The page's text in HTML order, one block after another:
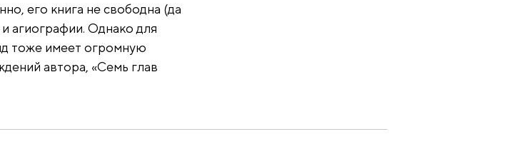
его книга не свободна (да
агиографии. Однако для
тоже имеет огромную
автора, «Семь глав